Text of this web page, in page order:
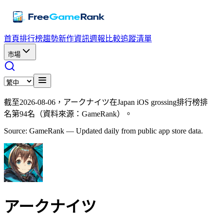
首頁排行榜趨勢新作資訊週報 比較追蹤清單
市場
截至2026-08-06，アークナイツ在Japan iOS grossing排行榜排
名第94名（資料來源：GameRank）。
Source: GameRank — Updated daily from public app store data.
アークナイツ